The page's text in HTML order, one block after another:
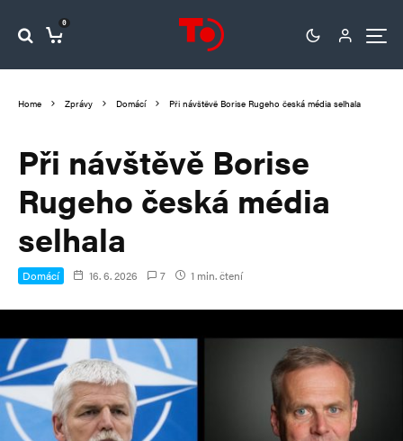
0
Home Zprávy Domácí Při návštěvě Borise Rugeho česká média selhala
Při návštěvě Borise
Rugeho česká média
selhala
Domácí 16. 6. 2026 7 1 min. čtení